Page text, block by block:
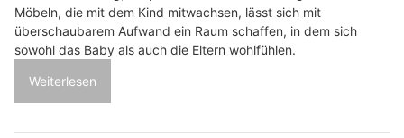
Möbeln, die mit dem Kind mitwachsen, lässt sich mit
überschaubarem Aufwand ein Raum schaffen, in dem sich
sowohl das Baby als auch die Eltern wohlfühlen.
Weiterlesen